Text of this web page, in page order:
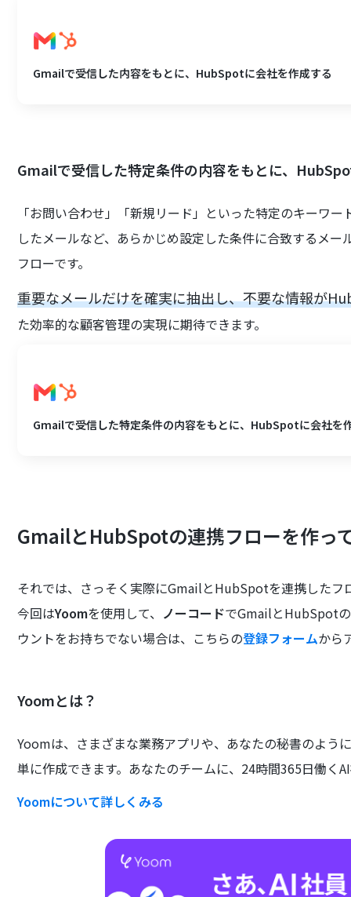
Gmailで受信した内容をもとに、HubSpotに会社を作成する
Gmailで受信した特定条件の内容をもとに、
「お問い合わせ」「新規リード」といった特定のキーワ
したメールなど、あらかじめ設定した条件に合致するメ
フローです。
重要なメールだけを確実に抽出し、不要な情報が
た効率的な顧客管理の実現に期待できます。
Gmailで受信した特定条件の内容をもとに、HubSpotに会社を
GmailとHubSpotの連携フローを作っ
それでは、さっそく実際にGmailとHubSpotを連携したフ
今回はYoomを使用して、 ノーコードでGmailとHubSpot
ウントをお持ちでない場合は、こちらの登録フォームから
Yoomとは？
Yoomは、さまざまな業務アプリや、あなたの秘書のよう
単に作成できます。あなたのチームに、24時間365日働く
Yoomについて詳しくみる